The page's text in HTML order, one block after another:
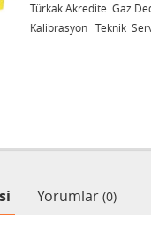
Gaz Dedektörü Bakım ve
Servis Hizmetleri
Yorumlar (0)